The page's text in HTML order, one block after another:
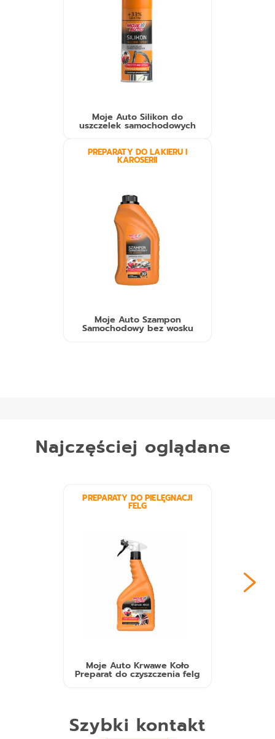
Moje Auto Silikon do
uszczelek samochodowych
PREPARATY DO LAKIERU I
KAROSERII
Moje Auto Szampon
Samochodowy bez wosku
Najczęściej oglądane
PREPARATY DO PIELĘGNACJI
FELG
Moje Auto Krwawe Koło
Preparat do czyszczenia felg
Szybki kontakt